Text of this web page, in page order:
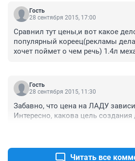
Гость
28 сентября 2015, 17:00
Сравнил тут цены,и вот какое
популярный кореец(рекламы
хочет поймет о чем речь) 1.4л
половину опций имеет) от 565
кредит + каско). Популярный
комплектации - от 594 900 р. Если
выигрывает. Далее стоимость ТО.
сравнения понятно, что в
"качество сборки у корейцев и
Граждане, весь бюджетный
Гость
28 сентября 2015, 11:30
Забавно, что цена на ЛАДУ
Интересно, какова цель создания
Читать все